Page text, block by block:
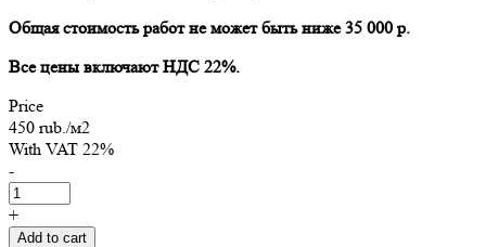
Общая стоимость работ не может быть ниже 35 000 р.
Все цены включают НДС 22%.
Price
450 rub./м2
With VAT 22%
-
+
Add to cart